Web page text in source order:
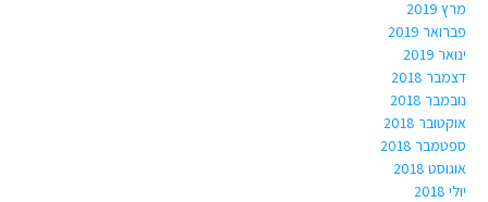
מרץ 2019
פברואר 2019
ינואר 2019
דצמבר 2018
נובמבר 2018
אוקטובר 2018
ספטמבר 2018
אוגוסט 2018
יולי 2018